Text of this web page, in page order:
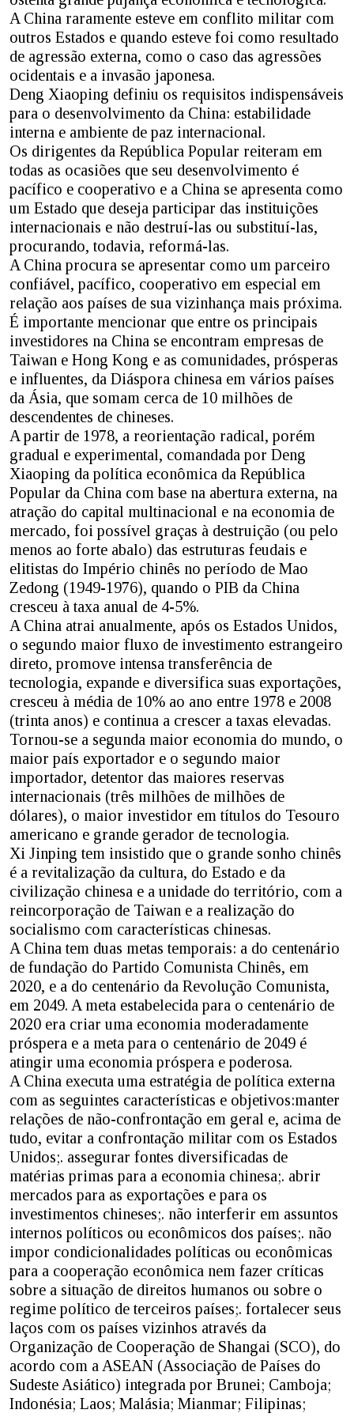
A China raramente esteve em conflito militar com
outros Estados e quando esteve foi como resultado
de agressão externa, como o caso das agressões
ocidentais e a invasão japonesa.
Deng Xiaoping definiu os requisitos indispensáveis
para o desenvolvimento da China: estabilidade
interna e ambiente de paz internacional.
Os dirigentes da República Popular reiteram em
todas as ocasiões que seu desenvolvimento é
pacífico e cooperativo e a China se apresenta como
um Estado que deseja participar das instituições
internacionais e não destruí-las ou substituí-las,
procurando, todavia, reformá-las.
A China procura se apresentar como um parceiro
confiável, pacífico, cooperativo em especial em
relação aos países de sua vizinhança mais próxima.
É importante mencionar que entre os principais
investidores na China se encontram empresas de
Taiwan e Hong Kong e as comunidades, prósperas
e influentes, da Diáspora chinesa em vários países
da Ásia, que somam cerca de 10 milhões de
descendentes de chineses.
A partir de 1978, a reorientação radical, porém
gradual e experimental, comandada por Deng
Xiaoping da política econômica da República
Popular da China com base na abertura externa, na
atração do capital multinacional e na economia de
mercado, foi possível graças à destruição (ou pelo
menos ao forte abalo) das estruturas feudais e
elitistas do Império chinês no período de Mao
Zedong (1949-1976), quando o PIB da China
cresceu à taxa anual de 4-5%.
A China atrai anualmente, após os Estados Unidos,
o segundo maior fluxo de investimento estrangeiro
direto, promove intensa transferência de
tecnologia, expande e diversifica suas exportações,
cresceu à média de 10% ao ano entre 1978 e 2008
(trinta anos) e continua a crescer a taxas elevadas.
Tornou-se a segunda maior economia do mundo, o
maior país exportador e o segundo maior
importador, detentor das maiores reservas
internacionais (três milhões de milhões de
dólares), o maior investidor em títulos do Tesouro
americano e grande gerador de tecnologia.
Xi Jinping tem insistido que o grande sonho chinês
é a revitalização da cultura, do Estado e da
civilização chinesa e a unidade do território, com a
reincorporação de Taiwan e a realização do
socialismo com características chinesas.
A China tem duas metas temporais: a do centenário
de fundação do Partido Comunista Chinês, em
2020, e a do centenário da Revolução Comunista,
em 2049. A meta estabelecida para o centenário de
2020 era criar uma economia moderadamente
próspera e a meta para o centenário de 2049 é
atingir uma economia próspera e poderosa.
A China executa uma estratégia de política externa
com as seguintes características e objetivos:manter
relações de não-confrontação em geral e, acima de
tudo, evitar a confrontação militar com os Estados
Unidos;. assegurar fontes diversificadas de
matérias primas para a economia chinesa;. abrir
mercados para as exportações e para os
investimentos chineses;. não interferir em assuntos
internos políticos ou econômicos dos países;. não
impor condicionalidades políticas ou econômicas
para a cooperação econômica nem fazer críticas
sobre a situação de direitos humanos ou sobre o
regime político de terceiros países;. fortalecer seus
laços com os países vizinhos através da
Organização de Cooperação de Shangai (SCO), do
acordo com a ASEAN (Associação de Países do
Sudeste Asiático) integrada por Brunei; Camboja;
Indonésia; Laos; Malásia; Mianmar; Filipinas;